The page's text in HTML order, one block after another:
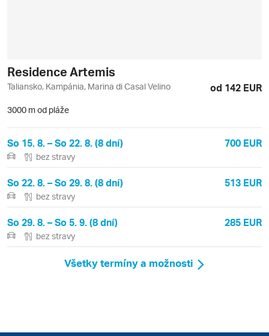
Residence Artemis
Taliansko, Kampánia, Marina di Casal Velino od 142 EUR
3000 m od pláže
So 15. 8. – So 22. 8. (8 dní) 700 EUR
bez stravy
So 22. 8. – So 29. 8. (8 dní) 513 EUR
bez stravy
So 29. 8. – So 5. 9. (8 dní) 285 EUR
bez stravy
Všetky termíny a možnosti